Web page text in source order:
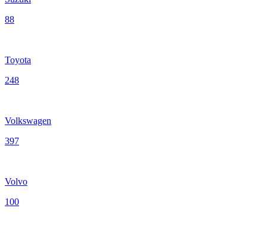
88
Toyota
248
Volkswagen
397
Volvo
100